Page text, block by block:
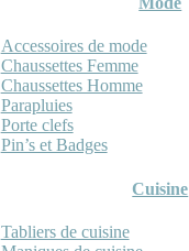
Accessoires de mode
Chaussettes Femme
Chaussettes Homme
Parapluies
Porte clefs
Pin’s et Badges
Cuisine
Tabliers de cuisine